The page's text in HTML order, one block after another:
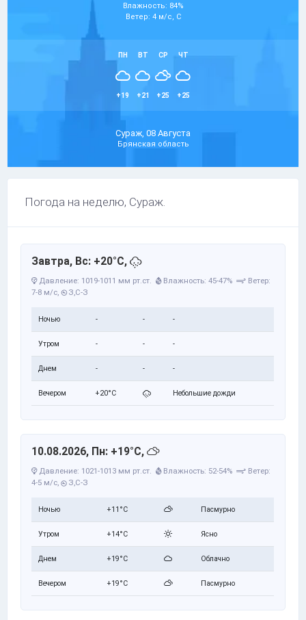
Влажность: 84%
Ветер: 4 м/с, С
ПН
+19
ВТ
+21
СР
+25
ЧТ
+25
Сураж, 08 Августа
Брянская область
Погода на неделю, Сураж.
Завтра, Вс: +20°C,
Давление: 1019-1011 мм рт.ст. Влажность: 45-47%
Ветер:
7-8 м/с, З,С-З
Ночью - - -
Утром - - -
Днем - - -
Вечером +20°C Небольшие дожди
10.08.2026, Пн: +19°C,
Давление: 1021-1013 мм рт.ст. Влажность: 52-54%
Ветер:
4-5 м/с, З,С-З
Ночью +11°C Пасмурно
Утром +14°C Ясно
Днем +19°C Облачно
Вечером +19°C Пасмурно